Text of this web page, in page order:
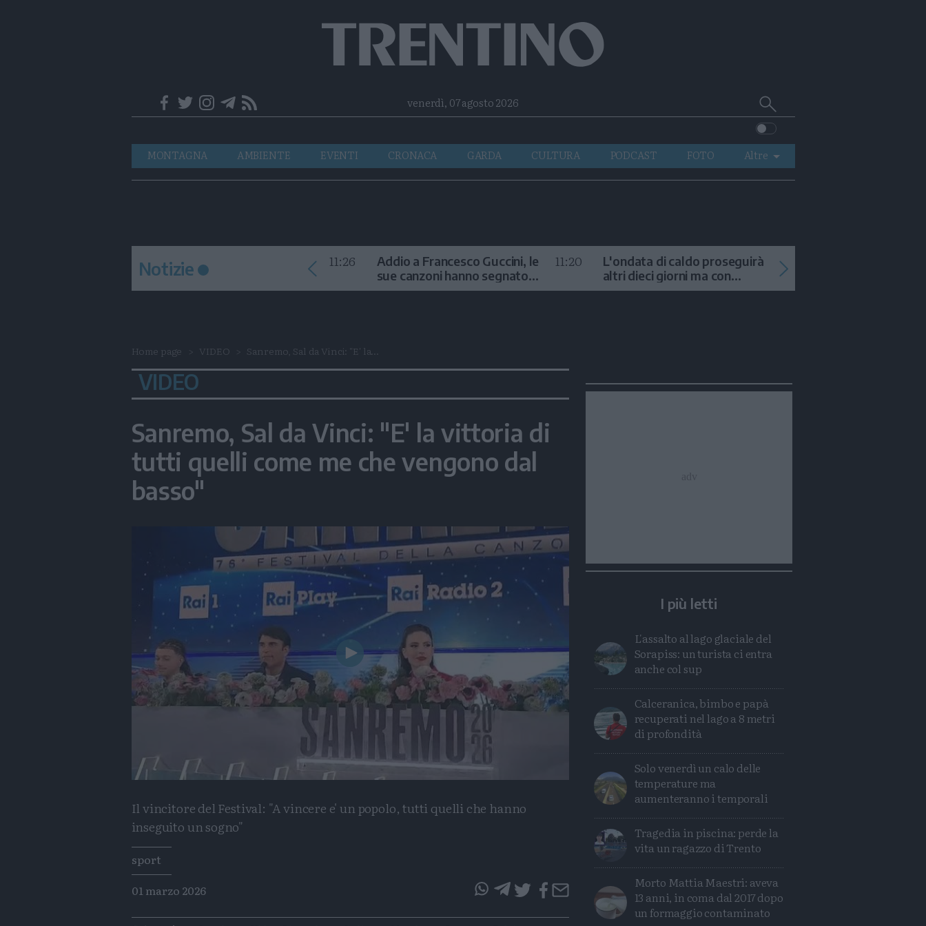
Telegram
RSSvenerdì, 07 agosto 2026 Cerca
su
Trentino
Navigazione
principale
MONTAGNA AMBIENTE EVENTI CRONACA GARDA CULTURA PODCAST FOTO
Altre
VIDEO
Notizie 11:26
Addio a Francesco Guccini, le
sue canzoni hanno segnato
la storia
11:20
L'ondata di caldo proseguirà
altri dieci giorni ma con
temporali
Home page VIDEO Sanremo, Sal da Vinci: "E' la...
VIDEO
Sanremo, Sal da Vinci: "E' la vittoria di
tutti quelli come me che vengono dal
basso"
Play
Il vincitore del Festival: "A vincere e' un popolo, tutti quelli che hanno
inseguito un sogno"
Tags
sport
01 marzo 2026
Condividi
Condividi
TwitterCondividi
Mail
I più letti
L'assalto al lago glaciale del
Sorapiss: un turista ci entra
anche col sup
Calceranica, bimbo e papà
recuperati nel lago a 8 metri
di profondità
Solo venerdì un calo delle
temperature ma
aumenteranno i temporali
Tragedia in piscina: perde la
vita un ragazzo di Trento
Morto Mattia Maestri: aveva
13 anni, in coma dal 2017 dopo
un formaggio contaminato